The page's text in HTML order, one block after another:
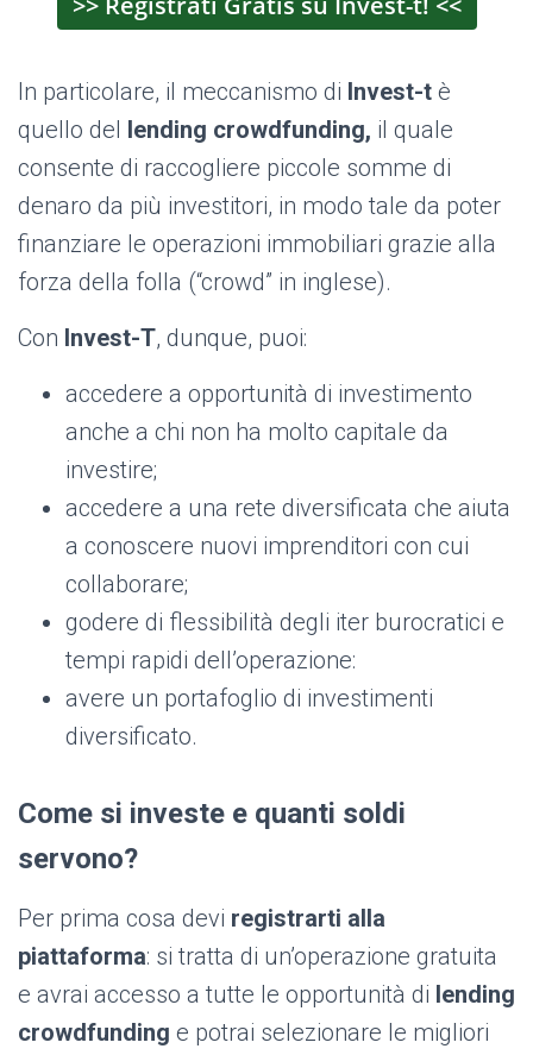
In particolare, il meccanismo di Invest-t è
quello del lending crowdfunding, il quale
consente di raccogliere piccole somme di
denaro da più investitori, in modo tale da poter
finanziare le operazioni immobiliari grazie alla
forza della folla (“crowd” in inglese).
Con Invest-T, dunque, puoi:
accedere a opportunità di investimento
anche a chi non ha molto capitale da
investire;
accedere a una rete diversificata che aiuta
a conoscere nuovi imprenditori con cui
collaborare;
godere di flessibilità degli iter burocratici e
tempi rapidi dell’operazione:
avere un portafoglio di investimenti
diversificato.
Come si investe e quanti soldi
servono?
Per prima cosa devi registrarti alla
piattaforma: si tratta di un’operazione gratuita
e avrai accesso a tutte le opportunità di lending
crowdfunding e potrai selezionare le migliori